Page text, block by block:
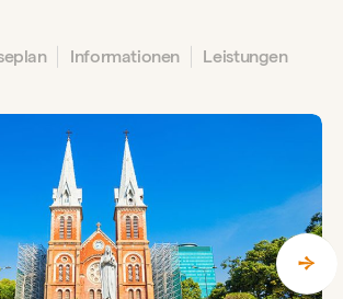
Informationen Leistungen